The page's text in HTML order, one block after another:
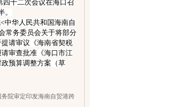
四十二次会议在海口召
。
中华人民共和国海南自
常务委员会关于将部分
请审议《海南省契税
审查批准《海口市江
预算调整方案（草
院审定印发海南自贸港跨